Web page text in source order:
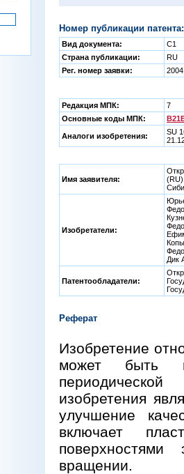
Номер публикации
Вид документа:
C1
Страна публикации:
RU
Рег. номер заявки:
Редакция МПК:
7
Основные коды МПК:
Аналоги изобретения:
SU
Имя заявителя:
Изобретатели:
Дик
Патентообладатели:
Реферат
Изобретение
может быть
изобретения
улучшение
включает
вращении.